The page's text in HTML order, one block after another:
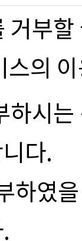
부할
의
시는
다.
하였